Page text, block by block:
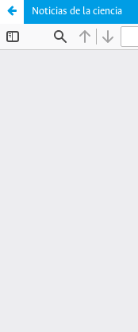
Noticias de la ciencia